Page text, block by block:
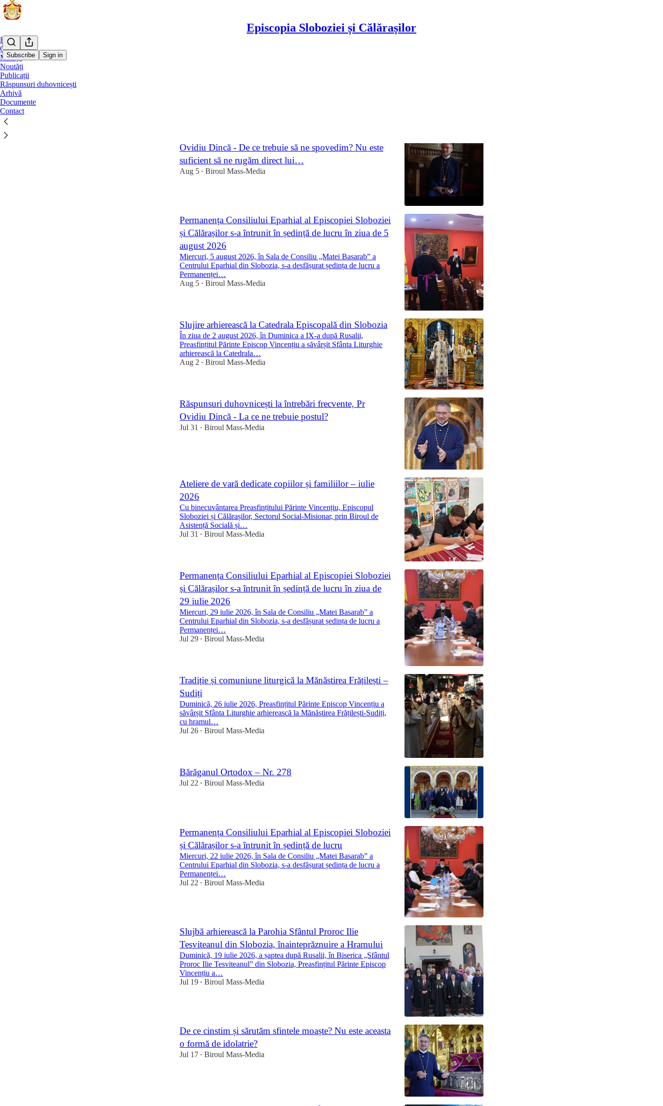
Episcopia Sloboziei și Călărașilor
Subscribe Sign in
Home
Comunicate
Mesaje
Noutăți
Publicații
Răspunsuri duhovnicești
Arhivă
Documente
Contact
Ovidiu Dincă - De ce trebuie să ne spovedim? Nu este
suficient să ne rugăm direct lui…
Aug 5 • Biroul Mass-Media
Permanența Consiliului Eparhial al Episcopiei Sloboziei
și Călărașilor s-a întrunit în ședință de lucru în ziua de 5
august 2026
Miercuri, 5 august 2026, în Sala de Consiliu „Matei Basarab” a
Centrului Eparhial din Slobozia, s-a desfășurat ședința de lucru a
Permanenței…
Aug 5 • Biroul Mass-Media
Slujire arhierească la Catedrala Episcopală din Slobozia
În ziua de 2 august 2026, în Duminica a IX-a după Rusalii,
Preasfințitul Părinte Episcop Vincențiu a săvârșit Sfânta Liturghie
arhierească la Catedrala…
Aug 2 • Biroul Mass-Media
Răspunsuri duhovnicești la întrebări frecvente, Pr
Ovidiu Dincă - La ce ne trebuie postul?
Jul 31 • Biroul Mass-Media
Ateliere de vară dedicate copiilor și familiilor – iulie
2026
Cu binecuvântarea Preasfințitului Părinte Vincențiu, Episcopul
Sloboziei și Călărașilor, Sectorul Social-Misionar, prin Biroul de
Asistență Socială și…
Jul 31
• Biroul Mass-Media
Permanența Consiliului Eparhial al Episcopiei Sloboziei
și Călărașilor s-a întrunit în ședință de lucru în ziua de
29 iulie 2026
Miercuri, 29 iulie 2026, în Sala de Consiliu „Matei Basarab” a
Centrului Eparhial din Slobozia, s-a desfășurat ședința de lucru a
Permanenței…
Jul 29 • Biroul Mass-Media
Tradiție și comuniune liturgică la Mănăstirea Frățilești –
Sudiți
Duminică, 26 iulie 2026, Preasfințitul Părinte Episcop Vincențiu a
săvârșit Sfânta Liturghie arhierească la Mănăstirea Frățilești-Sudiți,
cu hramul…
Jul 26 • Biroul Mass-Media
Bărăganul Ortodox – Nr. 278
Jul 22 • Biroul Mass-Media
Permanența Consiliului Eparhial al Episcopiei Sloboziei
și Călărașilor s-a întrunit în ședință de lucru
Miercuri, 22 iulie 2026, în Sala de Consiliu „Matei Basarab” a
Centrului Eparhial din Slobozia, s-a desfășurat ședința de lucru a
Permanenței…
Jul 22 • Biroul Mass-Media
Slujbă arhierească la Parohia Sfântul Proroc Ilie
Tesviteanul din Slobozia, înainteprăznuire a Hramului
Duminică, 19 iulie 2026, a șaptea după Rusalii, în Biserica „Sfântul
Proroc Ilie Tesviteanul” din Slobozia, Preasfințitul Părinte Episcop
Vincențiu a…
Jul 19 • Biroul Mass-Media
De ce cinstim și sărutăm sfintele moaște? Nu este aceasta
o formă de idolatrie?
Jul 17 • Biroul Mass-Media